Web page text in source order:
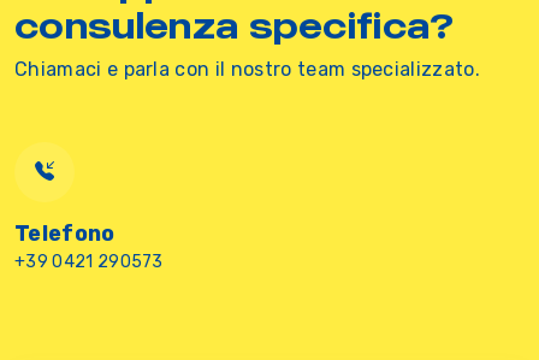
consulenza specifica?
Chiamaci e parla con il nostro team specializzato.
Telefono
+39 0421 290573